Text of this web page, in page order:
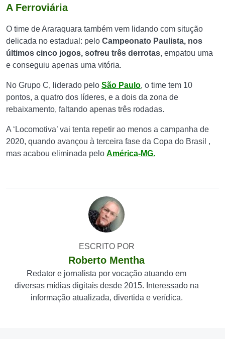
A Ferroviária
O time de Araraquara também vem lidando com situção
delicada no estadual: pelo Campeonato Paulista, nos
últimos cinco jogos, sofreu três derrotas, empatou uma
e conseguiu apenas uma vitória.
No Grupo C, liderado pelo São Paulo, o time tem 10
pontos, a quatro dos líderes, e a dois da zona de
rebaixamento, faltando apenas três rodadas.
A ‘Locomotiva’ vai tenta repetir ao menos a campanha de
2020, quando avançou à terceira fase da Copa do Brasil ,
mas acabou eliminada pelo América-MG.
ESCRITO POR
Roberto Mentha
Redator e jornalista por vocação atuando em
diversas mídias digitais desde 2015. Interessado na
informação atualizada, divertida e verídica.